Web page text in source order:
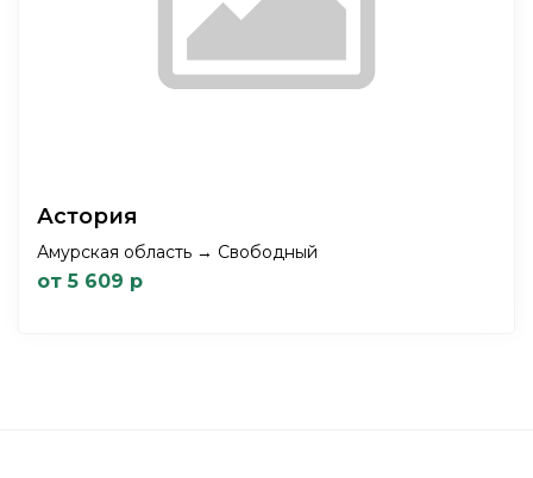
Астория
Амурская область → Свободный
от 5 609 р